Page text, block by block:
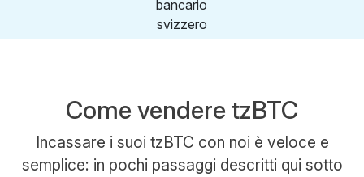
Come vendere tzBTC
Incassare i suoi tzBTC con noi è veloce e
semplice: in pochi passaggi descritti qui sotto